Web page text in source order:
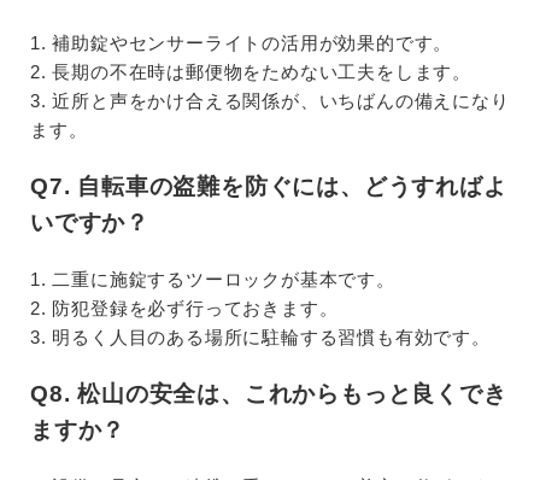
1. 補助錠やセンサーライトの活用が効果的です。
2. 長期の不在時は郵便物をためない工夫をします。
3. 近所と声をかけ合える関係が、いちばんの備えになり
ます。
Q7. 自転車の盗難を防ぐには、どうすればよ
いですか？
1. 二重に施錠するツーロックが基本です。
2. 防犯登録を必ず行っておきます。
3. 明るく人目のある場所に駐輪する習慣も有効です。
Q8. 松山の安全は、これからもっと良くでき
ますか？